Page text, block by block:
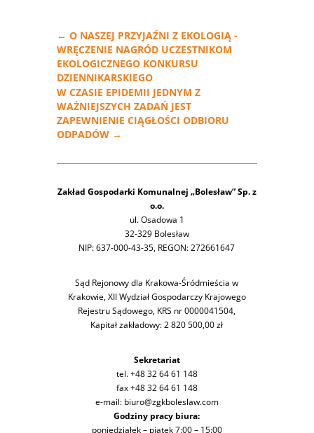
← O NASZEJ PRZYJAŹNI Z EKOLOGIĄ -
WRĘCZENIE NAGRÓD UCZESTNIKOM
EKOLOGICZNEGO KONKURSU
DZIENNIKARSKIEGO
W CZASIE EPIDEMII JEDNYM Z
WAŻNIEJSZYCH ZADAŃ JEST
ZAPEWNIENIE CIĄGŁOŚCI ODBIORU
ODPADÓW→
Zakład Gospodarki Komunalnej „Bolesław” Sp. z
o.o.
ul. Osadowa 1
32-329 Bolesław
NIP: 637-000-43-35, REGON: 272661647
Sąd Rejonowy dla Krakowa-Śródmieścia w
Krakowie, XII Wydział Gospodarczy Krajowego
Rejestru Sądowego, KRS nr 0000041504,
Kapitał zakładowy: 2 820 500,00 zł
Sekretariat
tel. +48 32 64 61 148
fax +48 32 64 61 148
e-mail: biuro@zgkboleslaw.com
Godziny pracy biura:
poniedziałek – piątek 7:00 – 15:00